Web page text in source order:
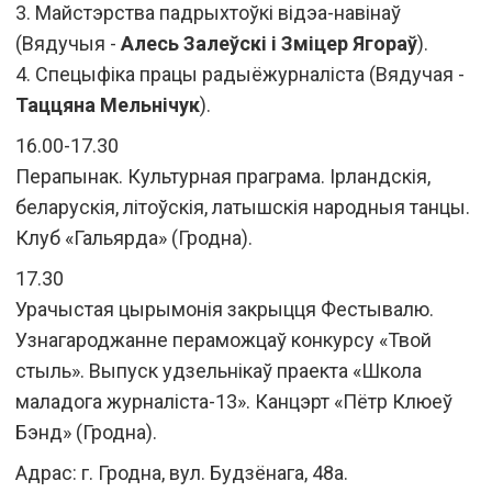
3. Майстэрства падрыхтоўкі відэа-навінаў
(Вядучыя - Алесь Залеўскі і Зміцер Ягораў).
4. Спецыфіка працы радыёжурналіста (Вядучая -
Таццяна Мельнічук).
16.00-17.30
Перапынак. Культурная праграма. Ірландскія,
беларускія, літоўскія, латышскія народныя танцы.
Клуб «Гальярда» (Гродна).
17.30
Урачыстая цырымонія закрыцця Фестывалю.
Узнагароджанне пераможцаў конкурсу «Твой
стыль». Выпуск удзельнікаў праекта «Школа
маладога журналіста-13». Канцэрт «Пётр Клюеў
Бэнд» (Гродна).
Адрас: г. Гродна, вул. Будзёнага, 48а.